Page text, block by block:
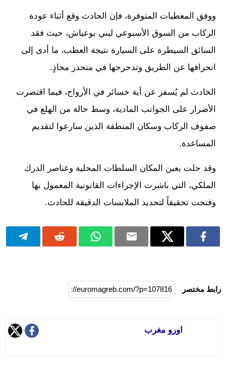
ووفق المعطيات المتوفرة، فإن الحادث وقع أثناء عودة
الركاب من السوق الأسبوعي لبني بوعياش، حيث فقد
السائق السيطرة على السيارة نتيجة العطب، ما أدى إلى
انحرافها عن الطريق وتدحرجها في منحدر محاذٍ.
الحادث لم يُسفر عن أية خسائر في الأرواح، فيما اقتصرت
الأضرار على الجوانب المادية، وسط حالة من الهلع في
صفوف الركاب وسكان المنطقة الذين سارعوا لتقديم
المساعدة.
وقد حلت بعين المكان السلطات المحلية وعناصر الدرك
الملكي، التي باشرت الإجراءات القانونية المعمول بها
وفتحت تحقيقاً لتحديد الملابسات الدقيقة للحادث.
رابط مختصر
اورو مغرب